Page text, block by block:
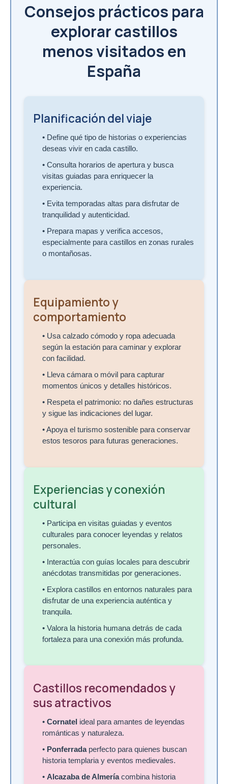
Consejos prácticos para
explorar castillos
menos visitados en
España
Planificación del viaje
• Define qué tipo de historias o experiencias
deseas vivir en cada castillo.
• Consulta horarios de apertura y busca
visitas guiadas para enriquecer la
experiencia.
• Evita temporadas altas para disfrutar de
tranquilidad y autenticidad.
• Prepara mapas y verifica accesos,
especialmente para castillos en zonas rurales
o montañosas.
Equipamiento y
comportamiento
• Usa calzado cómodo y ropa adecuada
según la estación para caminar y explorar
con facilidad.
• Lleva cámara o móvil para capturar
momentos únicos y detalles históricos.
• Respeta el patrimonio: no dañes estructuras
y sigue las indicaciones del lugar.
• Apoya el turismo sostenible para conservar
estos tesoros para futuras generaciones.
Experiencias y conexión
cultural
• Participa en visitas guiadas y eventos
culturales para conocer leyendas y relatos
personales.
• Interactúa con guías locales para descubrir
anécdotas transmitidas por generaciones.
• Explora castillos en entornos naturales para
disfrutar de una experiencia auténtica y
tranquila.
• Valora la historia humana detrás de cada
fortaleza para una conexión más profunda.
Castillos recomendados y
sus atractivos
•Cornatel ideal para amantes de leyendas
románticas y naturaleza.
• Ponferradaperfecto para quienes buscan
historia templaria y eventos medievales.
•Alcazaba de Almeríacombina historia